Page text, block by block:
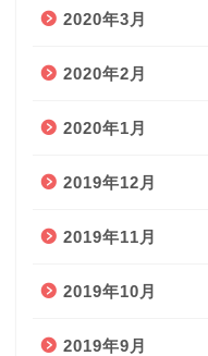
2020年3月
2020年2月
2020年1月
2019年12月
2019年11月
2019年10月
2019年9月